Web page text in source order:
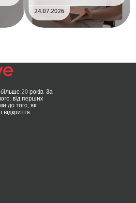
безшумні моторчики та
стильний дизайн перетворили
їх на гаджет, який багато хто
використовує, тестує у
24.07.2026
20 років. За
від перших
до того, як
відкриття.